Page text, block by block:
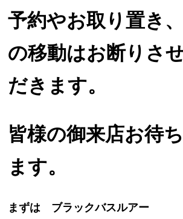
予約やお取り置き
の移動はお断りさ
だきます。
皆様の御来店お待
ます。
まずは ブラックバスルアー